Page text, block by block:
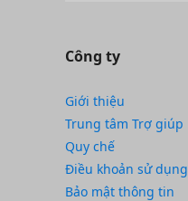
Công ty
Giới thiệu
Trung tâm Trợ giúp
Quy chế
Điều khoản sử dụng
Bảo mật thông tin